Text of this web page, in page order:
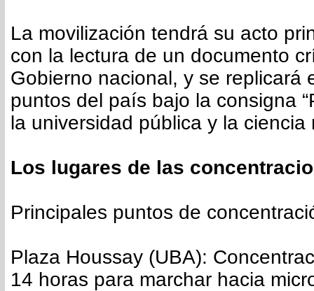
La movilización tendrá su acto
con la lectura de un documento
Gobierno nacional, y se replicará
puntos del país bajo la consigna
la universidad pública y la ciencia
Los lugares de las
Principales puntos de
Plaza Houssay (UBA):
14 horas para marchar hacia